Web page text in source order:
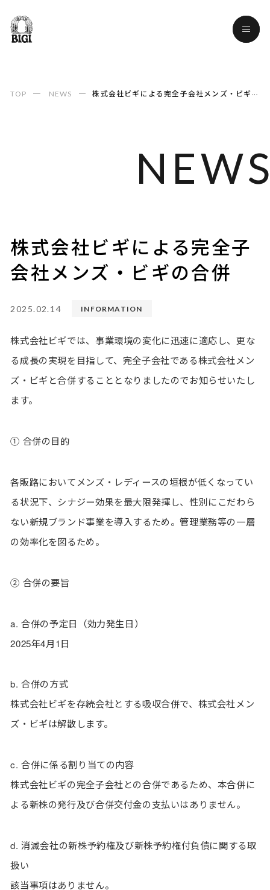
TOP NEWS 株式会社ビギによる完全子会社メンズ・ビギの合併
株式会社ビギによる完全子
会社メンズ・ビギの合併
2025.02.14 INFORMATION
株式会社ビギでは、事業環境の変化に迅速に適応し、更な
る成長の実現を目指して、完全子会社である株式会社メン
ズ・ビギと合併することとなりましたのでお知らせいたし
ます。
① 合併の目的
各販路においてメンズ・レディースの垣根が低くなってい
る状況下、シナジー効果を最大限発揮し、性別にこだわら
ない新規ブランド事業を導入するため。管理業務等の一層
の効率化を図るため。
② 合併の要旨
a. 合併の予定日（効力発生日）
2025年4月1日
b. 合併の方式
株式会社ビギを存続会社とする吸収合併で、株式会社メン
ズ・ビギは解散します。
c. 合併に係る割り当ての内容
株式会社ビギの完全子会社との合併であるため、本合併に
よる新株の発行及び合併交付金の支払いはありません。
d. 消滅会社の新株予約権及び新株予約権付負債に関する取
扱い
該当事項はありません。